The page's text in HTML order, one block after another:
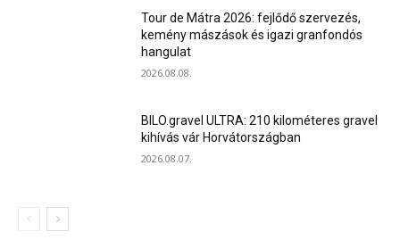
Tour de Mátra 2026: fejlődő szervezés,
kemény mászások és igazi granfondós
hangulat
2026.08.08.
BILO.gravel ULTRA: 210 kilométeres gravel
kihívás vár Horvátországban
2026.08.07.